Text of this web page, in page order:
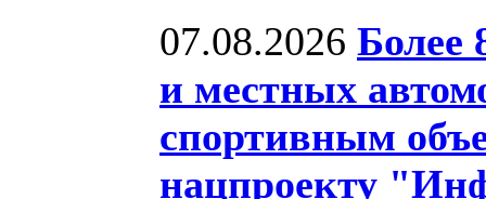
07.08.2026 Более
и местных
спортивным
нацпроекту